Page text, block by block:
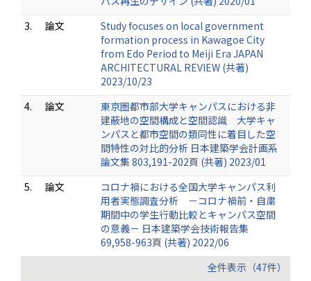
3.
論文
Study focuses on local government
formation process in Kawagoe City
from Edo Period to Meiji Era JAPAN
ARCHITECTURAL REVIEW (共著)
2023/10/23
4.
論文
東京圏都市部大学キャンパスにおける非
建蔽地の空間構成と空間認識 大学キャ
ンパスと都市空間の類同性に着目した空
間特性の対比的分析 日本建築学会計画系
論文集 803,191-202頁 (共著) 2023/01
5.
論文
コロナ禍における全国大学キャンパス利
用者実態調査分析 －コロナ禍前・自粛
期間中の学生行動比較とキャンパス空間
の意義－ 日本建築学会技術報告集
69,958-963頁 (共著) 2022/06
全件表示（47件）